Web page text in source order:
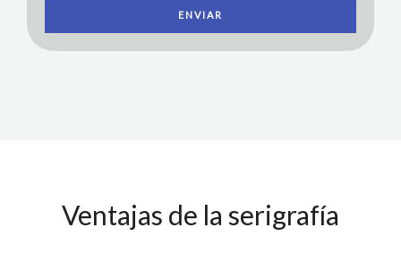
ENVIAR
Ventajas de la serigrafía